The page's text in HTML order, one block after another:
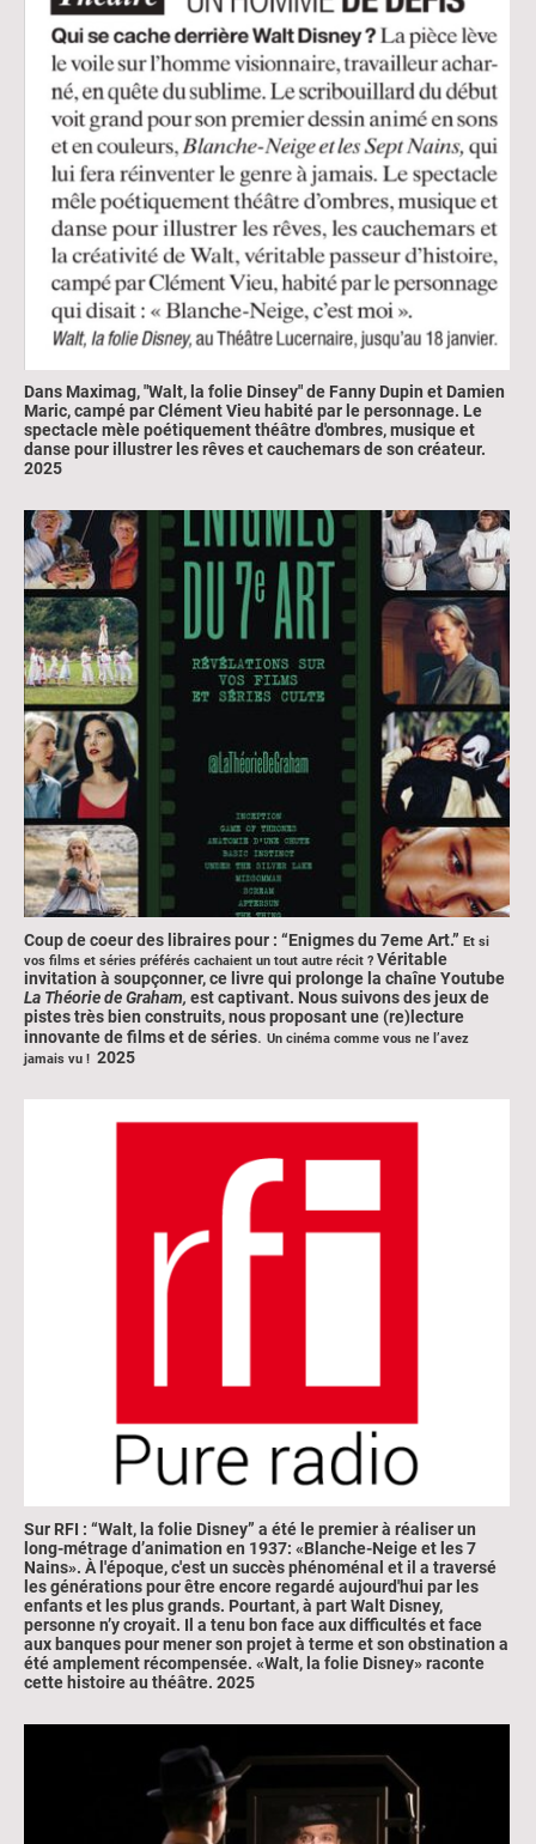
Dans Maximag, "Walt, la folie Dinsey" de Fanny Dupin et Damien
Maric, campé par Clément Vieu habité par le personnage. Le
spectacle mèle poétiquement théâtre d'ombres, musique et
danse pour illustrer les rêves et cauchemars de son créateur.
2025
Coup de coeur des libraires pour : “Enigmes du 7eme Art.” Et si
vos films et séries préférés cachaient un tout autre récit ? Véritable
invitation à soupçonner, ce livre qui prolonge la chaîne Youtube
La Théorie de Graham, est captivant. Nous suivons des jeux de
pistes très bien construits, nous proposant une (re)lecture
innovante de films et de séries. Un cinéma comme vous ne l’avez
jamais vu ! 2025
Sur RFI : “Walt, la folie Disney” a été le premier à réaliser un
long-métrage d’animation en 1937: «Blanche-Neige et les 7
Nains». À l'époque, c'est un succès phénoménal et il a traversé
les générations pour être encore regardé aujourd'hui par les
enfants et les plus grands. Pourtant, à part Walt Disney,
personne n’y croyait. Il a tenu bon face aux difficultés et face
aux banques pour mener son projet à terme et son obstination a
été amplement récompensée. «Walt, la folie Disney» raconte
cette histoire au théâtre. 2025